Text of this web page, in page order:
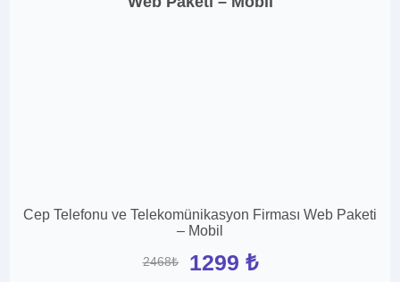
Cep Telefonu ve Telekomünikasyon Firması Web Paketi
– Mobil
2468₺ 1299 ₺